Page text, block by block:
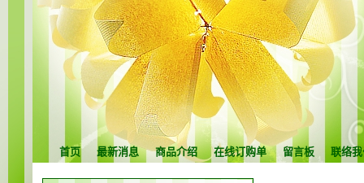
首页 最新消息 商品介绍 在线订购单 留言板 联络